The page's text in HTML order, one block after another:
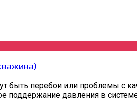
быть перебои или проблемы с
поддержание давления в